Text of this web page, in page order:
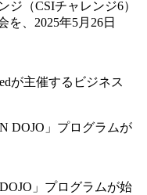
が主催するビジネス
」プログラムが始